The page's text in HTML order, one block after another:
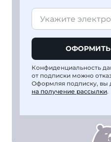
Конфиденциальность
от подписки можно
Оформляя подписку, вы
на получение рассылки.